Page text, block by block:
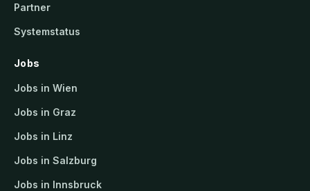
Partner
Systemstatus
Jobs
Jobs in Wien
Jobs in Graz
Jobs in Linz
Jobs in Salzburg
Jobs in Innsbruck